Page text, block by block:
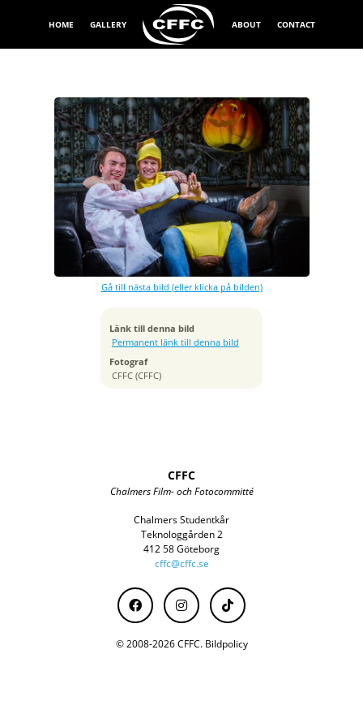
HOME GALLERY ABOUT CONTACT
Gå till nästa bild (eller klicka på bilden)
Länk till denna bild
Permanent länk till denna bild
Fotograf
CFFC (CFFC)
Exponeringstid
1/160 sek
Bländare
f/7.1
Kamera
Canon EOS 7D
Tagen
ISO
100
Brännvidd
40 mm
CFFC
Chalmers Film- och Fotocommitté
Chalmers Studentkår
Teknologgården 2
412 58 Göteborg
cffc@cffc.se
© 2008-2026 CFFC. Bildpolicy